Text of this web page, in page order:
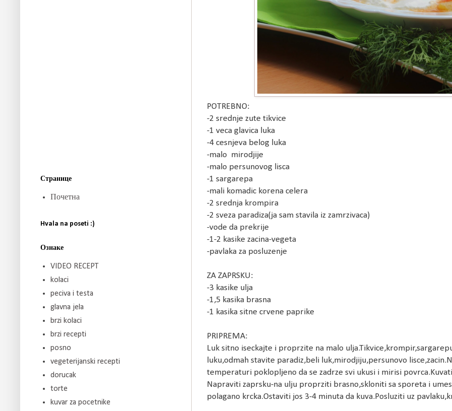
POTREBNO:
-2 srednje zute tikvice
-1 veca glavica luka
-4 cesnjeva belog luka
-malo mirodjije
-malo persunovog lisca
-1 sargarepa
-mali komadic korena celera
-2 srednja krompira
-2 sveza paradiza(ja sam stavila iz zamrzivaca)
-vode da prekrije
-1-2 kasike zacina-vegeta
-pavlaka za posluzenje
ZA ZAPRSKU:
-3 kasike ulja
-1,5 kasika brasna
-1 kasika sitne crvene paprike
PRIPREMA:
Luk sitno iseckajte i proprzite na malo
luku,odmah stavite paradiz,beli luk,mirodjiju,persunovo
temperaturi poklopljeno da se zadrze svi ukusi i mirisi
Napraviti zaprsku-na ulju proprziti brasno,skloniti sa sporeta i
polagano krcka.Ostaviti jos 3-4 minuta da kuva.Posluziti uz
Странице
Почетна
Hvala na poseti :)
Ознаке
VIDEO RECEPT
kolaci
peciva i testa
glavna jela
brzi kolaci
brzi recepti
posno
vegeterijanski recepti
dorucak
torte
kuvar za pocetnike